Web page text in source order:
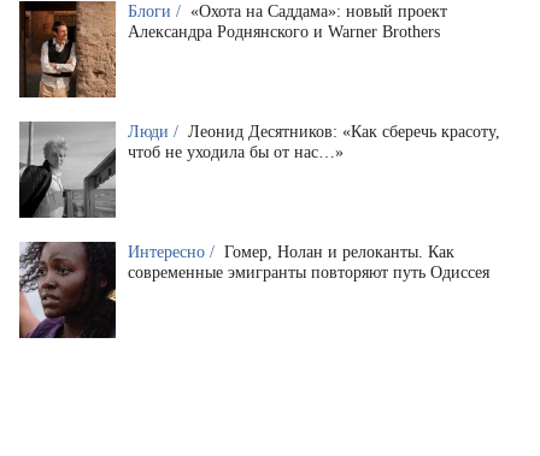
Блоги / «Охота на Саддама»: новый проект
Александра Роднянского и Warner Brothers
Люди / Леонид Десятников: «Как сберечь красоту,
чтоб не уходила бы от нас…»
Интересно / Гомер, Нолан и релоканты. Как
современные эмигранты повторяют путь Одиссея